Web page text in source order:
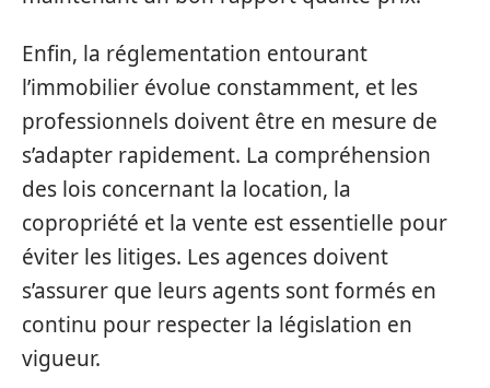
Enfin, la réglementation entourant
l’immobilier évolue constamment, et les
professionnels doivent être en mesure de
s’adapter rapidement. La compréhension
des lois concernant la location, la
copropriété et la vente est essentielle pour
éviter les litiges. Les agences doivent
s’assurer que leurs agents sont formés en
continu pour respecter la législation en
vigueur.